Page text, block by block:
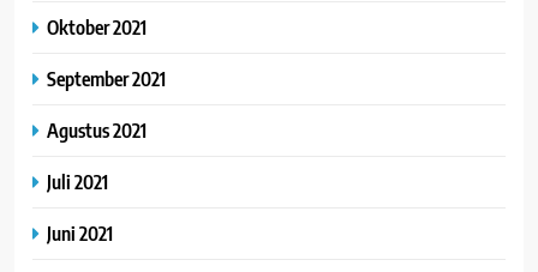
Oktober 2021
September 2021
Agustus 2021
Juli 2021
Juni 2021